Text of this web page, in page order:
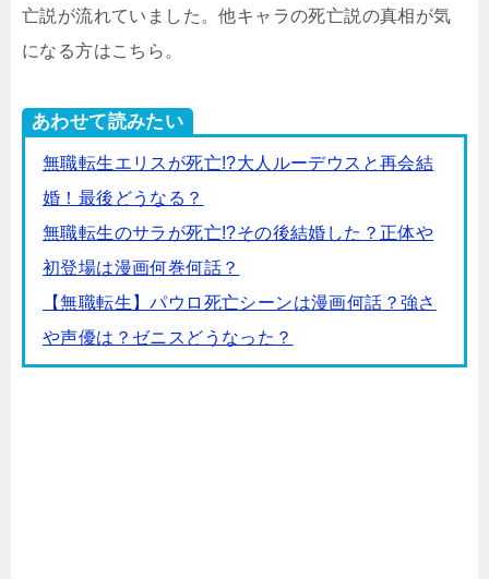
亡説が流れていました。他キャラの死亡説の真相が気
になる方はこちら。
あわせて読みたい
無職転生エリスが死亡!?大人ルーデウスと再会結
婚！最後どうなる？
無職転生のサラが死亡!?その後結婚した？正体や
初登場は漫画何巻何話？
【無職転生】パウロ死亡シーンは漫画何話？強さ
や声優は？ゼニスどうなった？